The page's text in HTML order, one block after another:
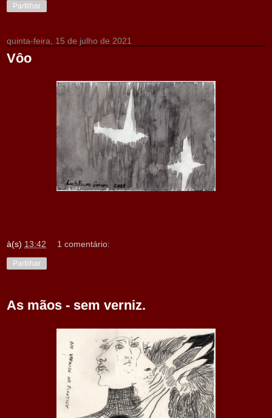
Partilhar
quinta-feira, 15 de julho de 2021
Vôo
à(s) 13:42 1 comentário:
Partilhar
As mãos - sem verniz.